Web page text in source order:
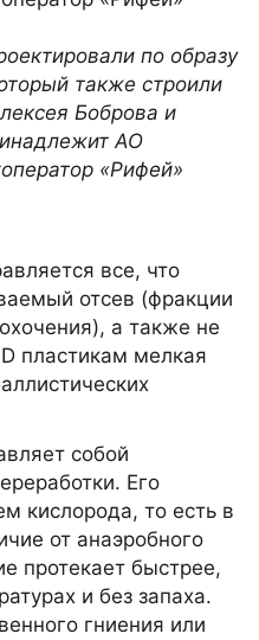
по образу
также строили
Боброва и
АО
«Рифей»
все, что
отсев (фракции
а также не
пластикам мелкая
собой
Его
кислорода, то есть в
от анаэробного
протекает быстрее,
и без запаха.
гниения или